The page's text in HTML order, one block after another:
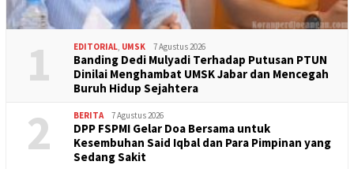
1 EDITORIAL UMSK 7 Agustus 2026
Banding Dedi Mulyadi Terhadap Putusan PTUN
Dinilai Menghambat UMSK Jabar dan Mencegah
Buruh Hidup Sejahtera
2 BERITA 7 Agustus 2026
DPP FSPMI Gelar Doa Bersama untuk
Kesembuhan Said Iqbal dan Para Pimpinan yang
Sedang Sakit